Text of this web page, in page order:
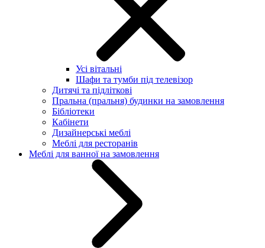
Усі вітальні
Шафи та тумби під телевізор
Дитячі та підліткові
Пральна (пральня) будинки на замовлення
Бібліотеки
Кабінети
Дизайнерські меблі
Меблі для ресторанів
Меблі для ванної на замовлення